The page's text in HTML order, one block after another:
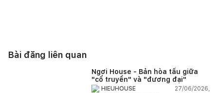
Bài đăng liên quan
Ngơi House - Bản hòa tấu giữa
"cổ truyền" và "đương đại"
HIEUHOUSE
27/06/2026,